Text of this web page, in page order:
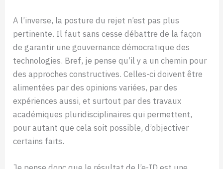
A l’inverse, la posture du rejet n’est pas plus
pertinente. Il faut sans cesse débattre de la façon
de garantir une gouvernance démocratique des
technologies. Bref, je pense qu’il y a un chemin pour
des approches constructives. Celles-ci doivent être
alimentées par des opinions variées, par des
expériences aussi, et surtout par des travaux
académiques pluridisciplinaires qui permettent,
pour autant que cela soit possible, d’objectiver
certains faits.